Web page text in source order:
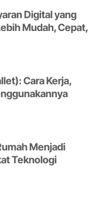
Digital yang
Mudah, Cepat,
Cara Kerja,
Menjadi
Teknologi